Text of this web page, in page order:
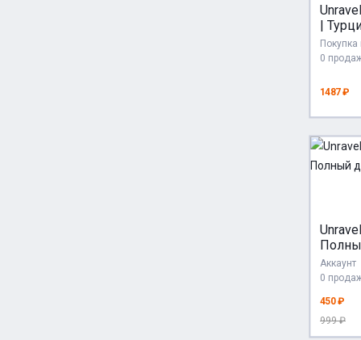
|
0
1487 ₽
Аккаунт
0
450 ₽
999 ₽